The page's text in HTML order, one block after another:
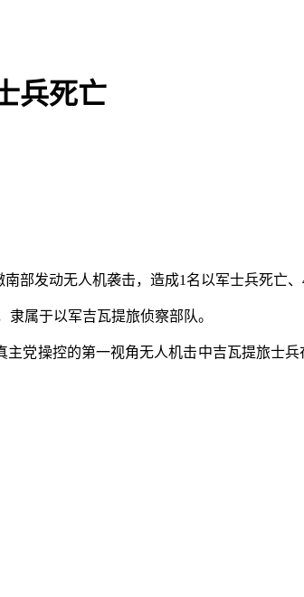
兵死亡
发动无人机袭击，造成1名以军士兵死亡、
属于以军吉瓦提旅侦察部队。
操控的第一视角无人机击中吉瓦提旅士